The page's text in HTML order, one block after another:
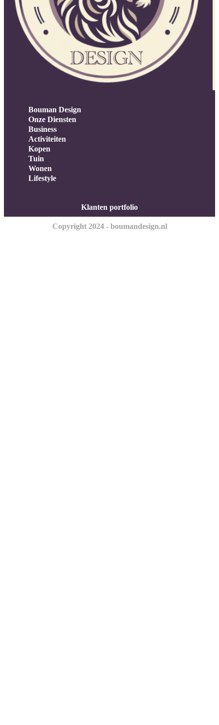
Bouman Design
Onze Diensten
Business
Activiteiten
Kopen
Tuin
Wonen
Lifestyle
Klanten portfolio
Copyright 2024 - boumandesign.nl